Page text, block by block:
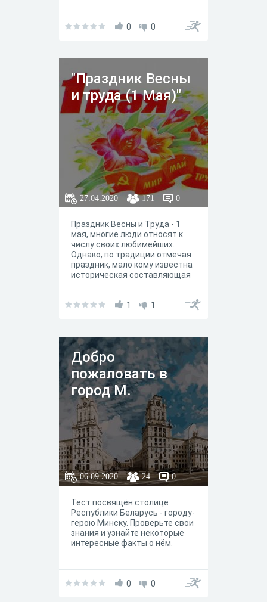
0 0
"Праздник Весны
и труда (1 Мая)"
27.04.2020 171 0
Праздник Весны и Труда - 1
мая, многие люди относят к
числу своих любимейших.
Однако, по традиции отмечая
праздник, мало кому известна
историческая составляющая
приуменьшить, и об этом
1 1
Добро
пожаловать в
город М.
06.09.2020 24 0
Тест посвящён столице
Республики Беларусь - городу-
герою Минску. Проверьте свои
знания и узнайте некоторые
интересные факты о нём.
0 0